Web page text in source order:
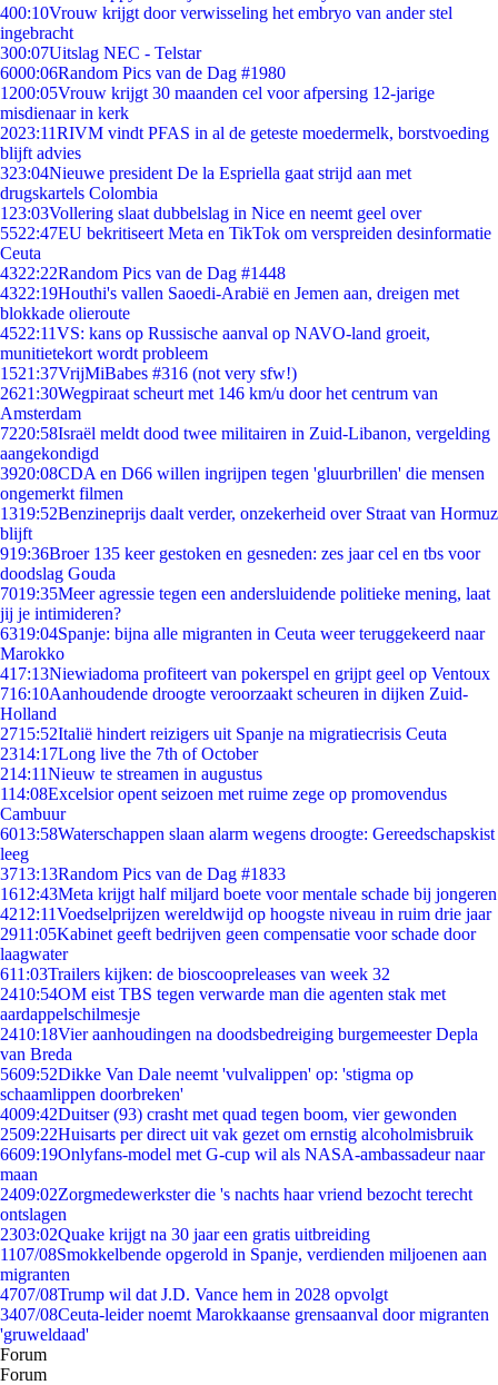
400:10Vrouw krijgt door verwisseling het embryo van ander stel
ingebracht
300:07Uitslag NEC - Telstar
6000:06Random Pics van de Dag #1980
1200:05Vrouw krijgt 30 maanden cel voor afpersing 12-jarige
misdienaar in kerk
2023:11RIVM vindt PFAS in al de geteste moedermelk, borstvoeding
blijft advies
323:04Nieuwe president De la Espriella gaat strijd aan met
drugskartels Colombia
1 23:03Vollering slaat dubbelslag in Nice en neemt geel over
5522:47EU bekritiseert Meta en TikTok om verspreiden desinformatie
Ceuta
4322:22Random Pics van de Dag #1448
4322:19Houthi's vallen Saoedi-Arabië en Jemen aan, dreigen met
blokkade olieroute
4522:11VS: kans op Russische aanval op NAVO-land groeit,
munitietekort wordt probleem
1521:37VrijMiBabes #316 (not very sfw!)
2621:30Wegpiraat scheurt met 146 km/u door het centrum van
Amsterdam
7220:58Israël meldt dood twee militairen in Zuid-Libanon, vergelding
aangekondigd
3920:08CDA en D66 willen ingrijpen tegen 'gluurbrillen' die mensen
ongemerkt filmen
1319:52Benzineprijs daalt verder, onzekerheid over Straat van Hormuz
blijft
919:36Broer 135 keer gestoken en gesneden: zes jaar cel en tbs voor
doodslag Gouda
7019:35Meer agressie tegen een andersluidende politieke mening, laat
jij je intimideren?
6319:04Spanje: bijna alle migranten in Ceuta weer teruggekeerd naar
Marokko
417:13Niewiadoma profiteert van pokerspel en grijpt geel op Ventoux
716:10Aanhoudende droogte veroorzaakt scheuren in dijken Zuid-
Holland
2715:52Italië hindert reizigers uit Spanje na migratiecrisis Ceuta
2314:17Long live the 7th of October
214:11Nieuw te streamen in augustus
114:08Excelsior opent seizoen met ruime zege op promovendus
Cambuur
6013:58Waterschappen slaan alarm wegens droogte: Gereedschapskist
leeg
3713:13Random Pics van de Dag #1833
1612:43Meta krijgt half miljard boete voor mentale schade bij jongeren
4212:11Voedselprijzen wereldwijd op hoogste niveau in ruim drie jaar
2911:05Kabinet geeft bedrijven geen compensatie voor schade door
laagwater
611:03Trailers kijken: de bioscoopreleases van week 32
2410:54OM eist TBS tegen verwarde man die agenten stak met
aardappelschilmesje
2410:18Vier aanhoudingen na doodsbedreiging burgemeester Depla
van Breda
5609:52Dikke Van Dale neemt 'vulvalippen' op: 'stigma op
schaamlippen doorbreken'
4009:42Duitser (93) crasht met quad tegen boom, vier gewonden
2509:22Huisarts per direct uit vak gezet om ernstig alcoholmisbruik
6609:19Onlyfans-model met G-cup wil als NASA-ambassadeur naar
maan
2409:02Zorgmedewerkster die 's nachts haar vriend bezocht terecht
ontslagen
2303:02Quake krijgt na 30 jaar een gratis uitbreiding
1107/08Smokkelbende opgerold in Spanje, verdienden miljoenen aan
migranten
4707/08Trump wil dat J.D. Vance hem in 2028 opvolgt
3407/08Ceuta-leider noemt Marokkaanse grensaanval door migranten
'gruweldaad'
Forum
Forum